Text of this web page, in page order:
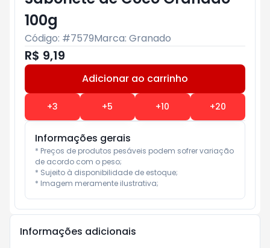
100g
Código: #7579Marca: Granado
R$ 9,19
Adicionar ao carrinho
+3 +5 +10 +20
Informações gerais
* Preços de produtos pesáveis podem sofrer variação
de acordo com o peso;
* Sujeito à disponibilidade de estoque;
* Imagem meramente ilustrativa;
Informações adicionais